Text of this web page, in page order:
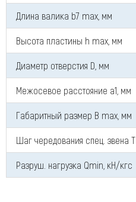
Длина валика b7 max, мм
Высота пластины h max, мм
Диаметр отверстия D, мм
Межосевое расстояние a1, мм
Габаритный размер B max, мм
Шаг чередования спец. звена T
Разруш. нагрузка Qmin, кН/кгс